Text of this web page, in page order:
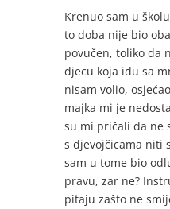
Krenuo sam u
to doba nije bio
povučen, toliko da
djecu koja idu sa
nisam volio,
majka mi je
su mi pričali da ne
s djevojčicama niti
sam u tome bio
pravu, zar ne?
pitaju zašto ne